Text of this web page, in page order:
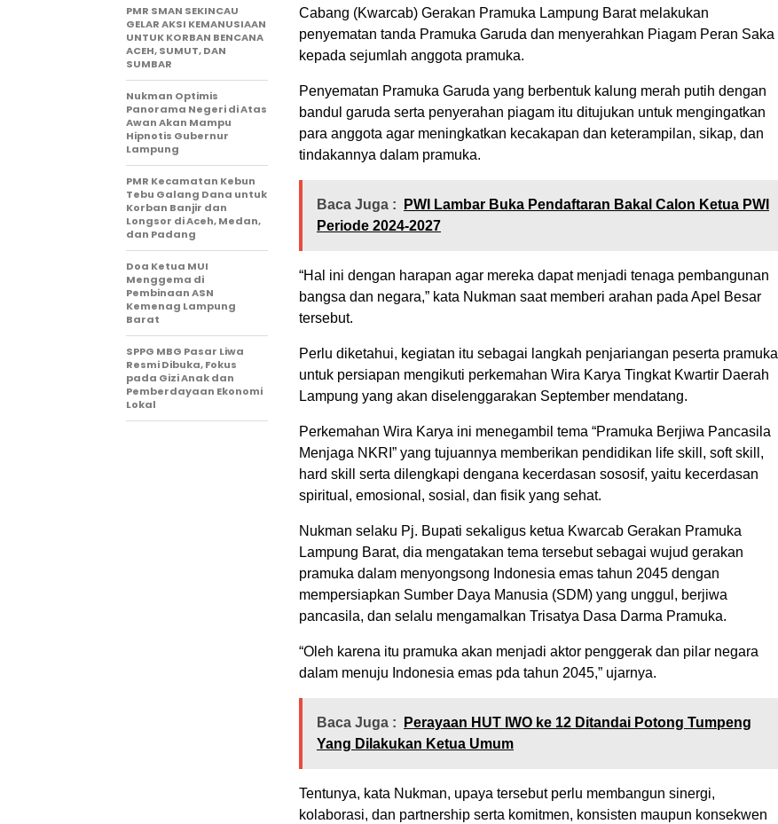
Cabang (Kwarcab) Gerakan Pramuka Lampung Barat melakukan
penyematan tanda Pramuka Garuda dan menyerahkan Piagam Peran Saka
kepada sejumlah anggota pramuka.
Penyematan Pramuka Garuda yang berbentuk kalung merah putih dengan
bandul garuda serta penyerahan piagam itu ditujukan untuk mengingatkan
para anggota agar meningkatkan kecakapan dan keterampilan, sikap, dan
tindakannya dalam pramuka.
Baca Juga :
PWI Lambar Buka Pendaftaran Bakal Calon Ketua PWI
Periode 2024-2027
“Hal ini dengan harapan agar mereka dapat menjadi tenaga pembangunan
bangsa dan negara,” kata Nukman saat memberi arahan pada Apel Besar
tersebut.
Perlu diketahui, kegiatan itu sebagai langkah penjariangan peserta pramuka
untuk persiapan mengikuti perkemahan Wira Karya Tingkat Kwartir Daerah
Lampung yang akan diselenggarakan September mendatang.
Perkemahan Wira Karya ini menegambil tema “Pramuka Berjiwa Pancasila
Menjaga NKRI” yang tujuannya memberikan pendidikan life skill, soft skill,
hard skill serta dilengkapi dengana kecerdasan sososif, yaitu kecerdasan
spiritual, emosional, sosial, dan fisik yang sehat.
Nukman selaku Pj. Bupati sekaligus ketua Kwarcab Gerakan Pramuka
Lampung Barat, dia mengatakan tema tersebut sebagai wujud gerakan
pramuka dalam menyongsong Indonesia emas tahun 2045 dengan
mempersiapkan Sumber Daya Manusia (SDM) yang unggul, berjiwa
pancasila, dan selalu mengamalkan Trisatya Dasa Darma Pramuka.
“Oleh karena itu pramuka akan menjadi aktor penggerak dan pilar negara
dalam menuju Indonesia emas pda tahun 2045,” ujarnya.
Baca Juga :
Perayaan HUT IWO ke 12 Ditandai Potong Tumpeng
Yang Dilakukan Ketua Umum
Tentunya, kata Nukman, upaya tersebut perlu membangun sinergi,
kolaborasi, dan partnership serta komitmen, konsisten maupun konsekwen
PMR SMAN SEKINCAU
GELAR AKSI KEMANUSIAAN
UNTUK KORBAN BENCANA
ACEH, SUMUT, DAN
SUMBAR
Nukman Optimis
Panorama Negeri di Atas
Awan Akan Mampu
Hipnotis Gubernur
Lampung
PMR Kecamatan Kebun
Tebu Galang Dana untuk
Korban Banjir dan
Longsor di Aceh, Medan,
dan Padang
Doa Ketua MUI
Menggema di
Pembinaan ASN
Kemenag Lampung
Barat
SPPG MBG Pasar Liwa
Resmi Dibuka, Fokus
pada Gizi Anak dan
Pemberdayaan Ekonomi
Lokal